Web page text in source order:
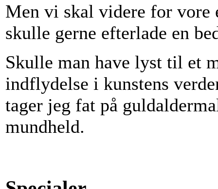
Men vi skal videre for
skulle gerne efterlade en
Skulle man have lyst til et
indflydelse i kunstens
tager jeg fat på
mundheld.